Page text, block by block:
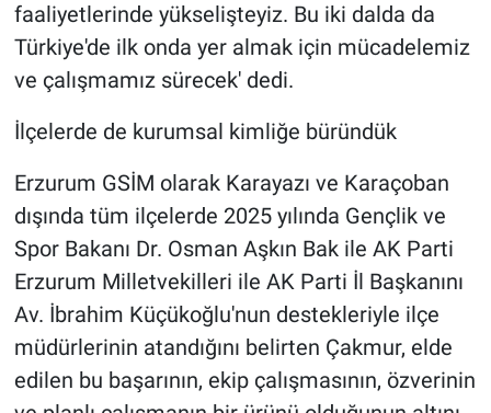
faaliyetlerinde yükselişteyiz. Bu iki dalda da
Türkiye'de ilk onda yer almak için mücadelemiz
ve çalışmamız sürecek' dedi.
İlçelerde de kurumsal kimliğe büründük
Erzurum GSİM olarak Karayazı ve Karaçoban
dışında tüm ilçelerde 2025 yılında Gençlik ve
Spor Bakanı Dr. Osman Aşkın Bak ile AK Parti
Erzurum Milletvekilleri ile AK Parti İl Başkanını
Av. İbrahim Küçükoğlu'nun destekleriyle ilçe
müdürlerinin atandığını belirten Çakmur, elde
edilen bu başarının, ekip çalışmasının, özverinin